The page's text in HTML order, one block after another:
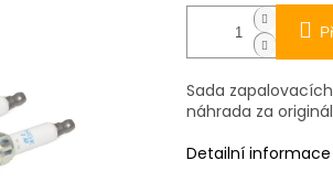
Sada
náhrada za
Detailní informace